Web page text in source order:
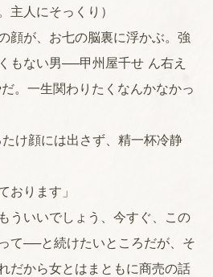
主人にそっくり）
顔が、お七の脳裏に浮かぶ。強
もない男──甲州屋千せ ん右え
。一生関わりたくなんかなかっ
け顔には出さず、精一杯冷静
おります」
ういいでしょう、今すぐ、この
て──と続けたいところだが、そ
だから女とはまともに商売の話